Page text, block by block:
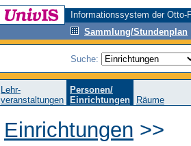
Informationssystem der
Sammlung/Stundenplan
Suche:
Lehr-
veranstaltungen
Personen/
Einrichtungen
Räume
Einrichtungen >>